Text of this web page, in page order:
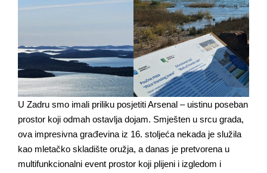
U Zadru smo imali priliku posjetiti Arsenal – uistinu poseban
prostor koji odmah ostavlja dojam. Smješten u srcu grada,
ova impresivna građevina iz 16. stoljeća nekada je služila
kao mletačko skladište oružja, a danas je pretvorena u
multifunkcionalni event prostor koji plijeni i izgledom i